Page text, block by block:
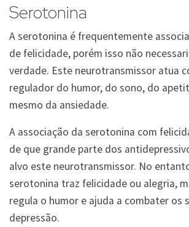
Serotonina
A serotonina é frequentemente
de felicidade, porém isso não
verdade. Este neurotransmissor atua
regulador do humor, do sono, do
mesmo da ansiedade.
A associação da serotonina com
de que grande parte dos
alvo este neurotransmissor. No
serotonina traz felicidade ou alegria,
regula o humor e ajuda a combater os
depressão.